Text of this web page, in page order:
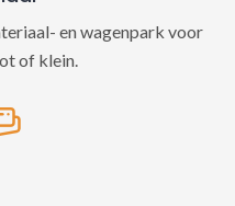
en wagenpark voor
of klein.